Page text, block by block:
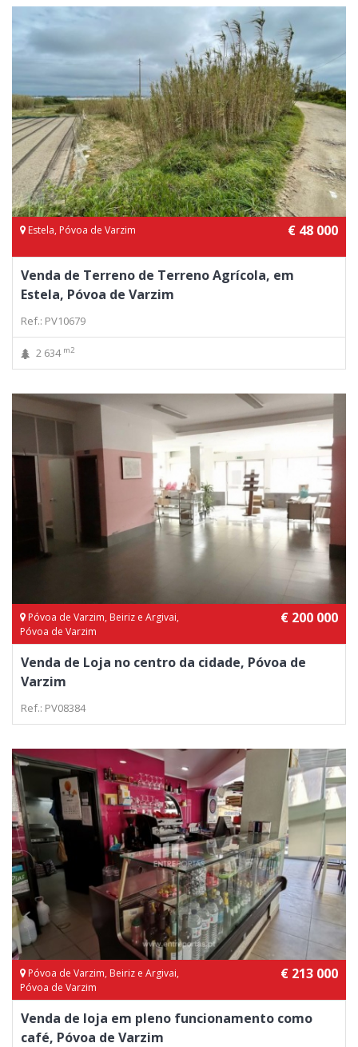
Estela, Póvoa de Varzim € 48 000
Venda de Terreno de Terreno Agrícola, em
Estela, Póvoa de Varzim
Ref.: PV10679
2 634 m2
Póvoa de Varzim, Beiriz e Argivai,
Póvoa de Varzim
€ 200 000
Venda de Loja no centro da cidade, Póvoa de
Varzim
Ref.: PV08384
Póvoa de Varzim, Beiriz e Argivai,
Póvoa de Varzim
€ 213 000
Venda de loja em pleno funcionamento como
café, Póvoa de Varzim